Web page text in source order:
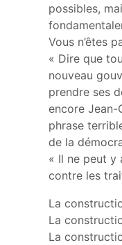
possibles,
Vous n’êtes
« Dire que
nouveau
prendre ses
encore Jean-
phrase
de la
« Il ne peut y
contre les
La
La
La